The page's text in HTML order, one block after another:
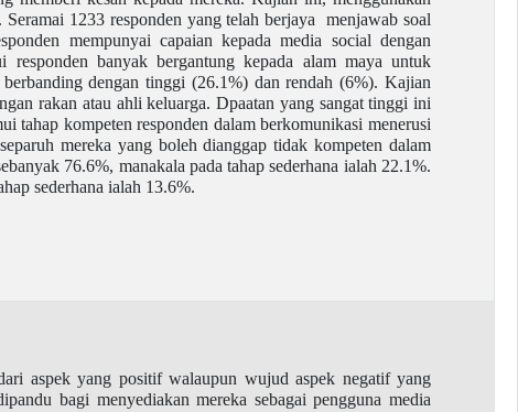
1233 responden yang telah berjaya menjawab soal
mempunyai capaian kepada media social dengan
banyak bergantung kepada alam maya untuk
dengan tinggi (26.1%) dan rendah (6%). Kajian
rakan atau ahli keluarga. Dpaatan yang sangat tinggi ini
tahap kompeten responden dalam berkomunikasi menerusi
mereka yang boleh dianggap tidak kompeten dalam
76.6%, manakala pada tahap sederhana ialah 22.1%.
sederhana ialah 13.6%.
aspek yang positif walaupun wujud aspek negatif yang
bagi menyediakan mereka sebagai pengguna media